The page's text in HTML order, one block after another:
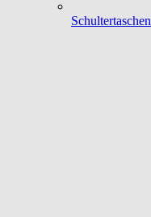
Schultertaschen